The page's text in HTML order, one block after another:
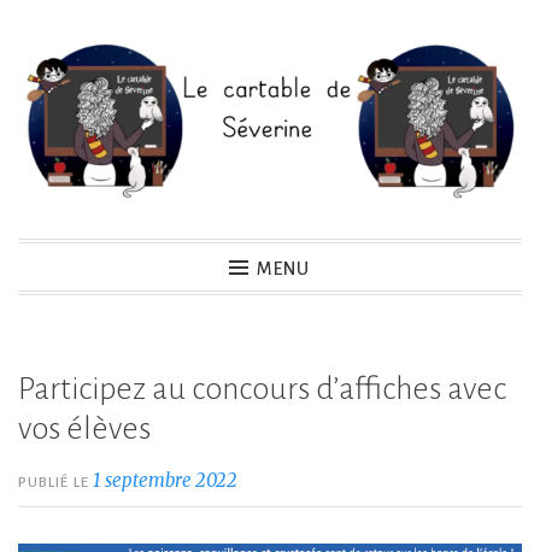
Accéder
contenu
principal
Le cartable de Séverine
MENU
Participez au concours d’affiches avec
vos élèves
PUBLIÉ LE 1 septembre 2022